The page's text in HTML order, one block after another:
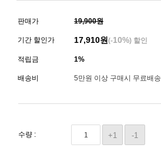
판매가 19,900원
기간 할인가 17,910원 (-10%) 할인
적립금 1%
배송비 5만원 이상 구매시 무료배송
수량 : +1 -1